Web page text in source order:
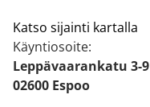
Katso sijainti kartalla
Käyntiosoite:
Leppävaarankatu 3-9
02600 Espoo